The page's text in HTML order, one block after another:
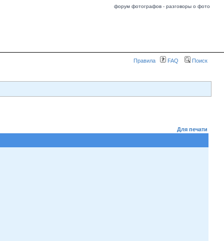
форум фотографов - разговоры о фото
Правила FAQ Поиск
Для печати